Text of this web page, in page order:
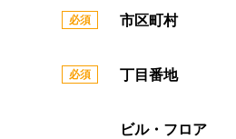
市区町村
丁目番地
ビル・フロア